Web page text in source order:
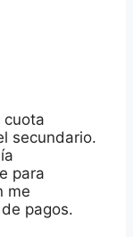
cuota
secundario.
para
me
pagos.